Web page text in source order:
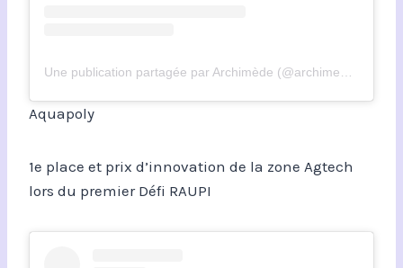
Aquapoly
1e place et prix d’innovation de la zone Agtech
lors du premier Défi RAUPI